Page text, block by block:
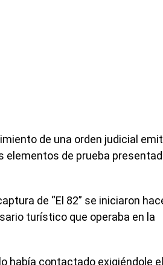
de una orden judicial
elementos de prueba
de “El 82” se iniciaron
turístico que operaba en la
había contactado exigiéndole